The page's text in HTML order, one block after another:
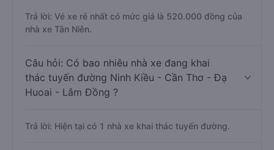
Trả lời: Vé xe rẻ nhất có mức giá là 520.000 đồng của
nhà xe Tân Niên.
Câu hỏi: Có bao nhiêu nhà xe đang khai
thác tuyến đường Ninh Kiều - Cần Thơ - Đạ
Huoai - Lâm Đồng ?
Trả lời: Hiện tại có 1 nhà xe khai thác tuyến đường.